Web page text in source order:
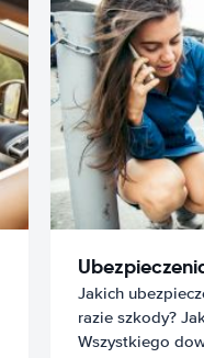
Jakich
razie szkody?
Wszystkiego